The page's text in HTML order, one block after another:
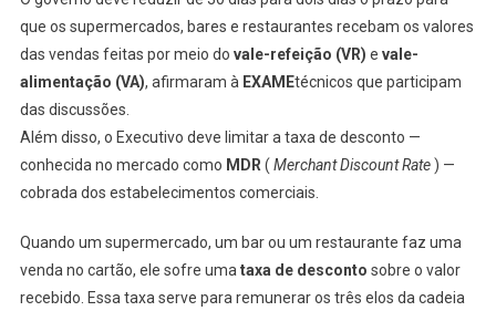
que os supermercados, bares e restaurantes recebam os valores
das vendas feitas por meio do vale-refeição (VR) e vale-
alimentação (VA), afirmaram à EXAMEtécnicos que participam
das discussões.
Além disso, o Executivo deve limitar a taxa de desconto —
conhecida no mercado como MDR ( Merchant Discount Rate) —
cobrada dos estabelecimentos comerciais.
Quando um supermercado, um bar ou um restaurante faz uma
venda no cartão, ele sofre uma taxa de desconto sobre o valor
recebido. Essa taxa serve para remunerar os três elos da cadeia